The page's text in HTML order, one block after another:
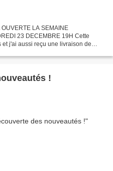
OUVERTE LA SEMAINE
23 DECEMBRE 19H Cette
j'ai aussi reçu une livraison de
!